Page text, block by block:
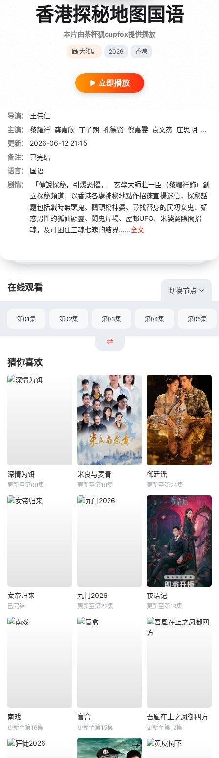
香港探秘地图国语
本片由茶杯狐cupfox提供播放
大陆剧 2026 香港
立即播放
导演：
王伟仁
主演：
黎耀祥 龚嘉欣 丁子朗 孔德贤 倪嘉雯 袁文杰 庄思明 蔡国
更新：
2026-06-12 21:15
备注：
已完结
语言：
国语
剧情：
「傳說探秘，引爆恐懼。」玄學大師莊一臣（黎耀祥飾）創
立探秘頻道，以香港各處神秘地點作招徠宣揚迷信，探秘話
題包括戰時無頭鬼、鵝頸橋神婆、尋找替身的民初女鬼、媚
惑男性的狐仙顯靈、鬧鬼片場、屋邨UFO、米婆婆陰間招
魂，及可困住三魂七魄的結界…...全文
在线观看 切换节点
第01集 第02集 第03集 第04集 第05集
猜你喜欢
深情为饵
更新至第08集
米良与麦青
更新至第18集
御廷谣
更新至第24集
女帝归来
已完结
九门2026
更新至第22集
夜语记
更新至第19集
南戏
更新至第16集
盲盒
更新至第15集
吾凰在上之凤御四方
更新至第12集